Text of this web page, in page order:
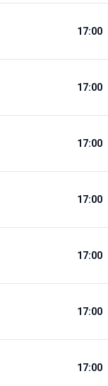
17:00
17:00
17:00
17:00
17:00
17:00
17:00